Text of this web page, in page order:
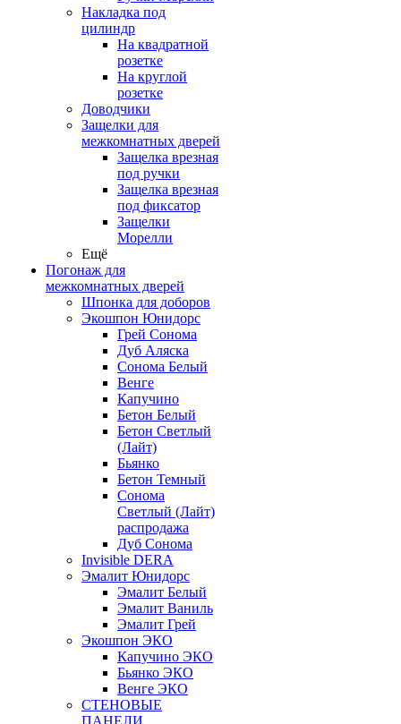
Накладка под
цилиндр
На квадратной
розетке
На круглой
розетке
Доводчики
Защелки для
межкомнатных дверей
Защелка врезная
под ручки
Защелка врезная
под фиксатор
Защелки
Морелли
Ещё
Погонаж для
межкомнатных дверей
Шпонка для доборов
Экошпон Юнидорс
Грей Сонома
Дуб Аляска
Сонома Белый
Венге
Капучино
Бетон Белый
Бетон Светлый
(Лайт)
Бьянко
Бетон Темный
Сонома
Светлый (Лайт)
распродажа
Дуб Сонома
Invisible DERA
Эмалит Юнидорс
Эмалит Белый
Эмалит Ваниль
Эмалит Грей
Экошпон ЭКО
Капучино ЭКО
Бьянко ЭКО
Венге ЭКО
СТЕНОВЫЕ
ПАНЕЛИ